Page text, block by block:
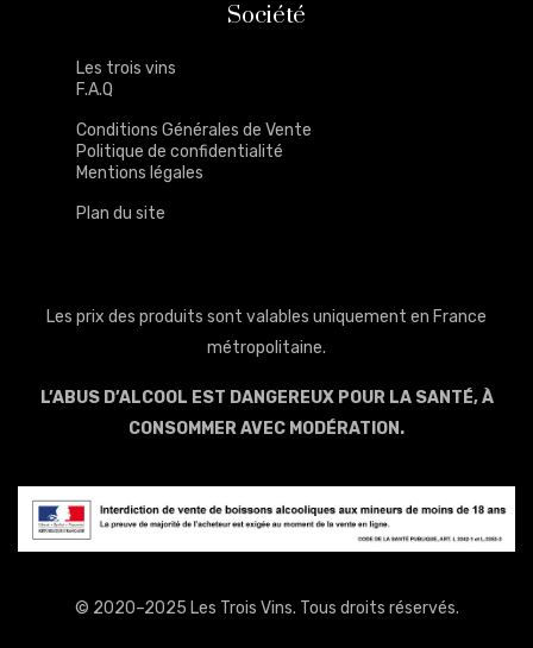
Société
Les trois vins
F.A.Q
Conditions Générales de Vente
Politique de confidentialité
Mentions légales
Plan du site
Les prix des produits sont valables uniquement en France
métropolitaine.
L’ABUS D’ALCOOL EST DANGEREUX POUR LA SANTÉ, À
CONSOMMER AVEC MODÉRATION.
© 2020–2025 Les Trois Vins. Tous droits réservés.